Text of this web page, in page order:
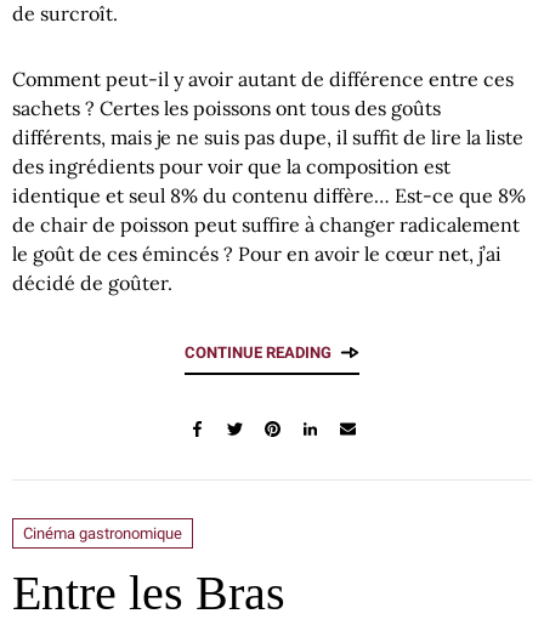
de surcroît.
Comment peut-il y avoir autant de différence entre ces
sachets ? Certes les poissons ont tous des goûts
différents, mais je ne suis pas dupe, il suffit de lire la liste
des ingrédients pour voir que la composition est
identique et seul 8% du contenu diffère… Est-ce que 8%
de chair de poisson peut suffire à changer radicalement
le goût de ces émincés ? Pour en avoir le cœur net, j’ai
décidé de goûter.
CONTINUE READING
Cinéma gastronomique
Entre les Bras